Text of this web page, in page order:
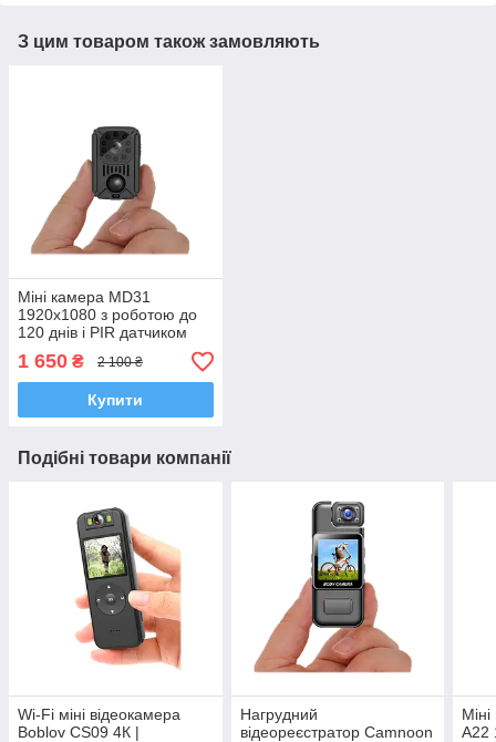
З цим товаром також замовляють
Міні камера MD31
1920x1080 з роботою до
120 днів і PIR датчиком
1 650 ₴ 2 100 ₴
Купити
Подібні товари компанії
Wi-Fi міні відеокамера
Boblov CS09 4К |
Нагрудний
відеореєстратор Camnoon
A22